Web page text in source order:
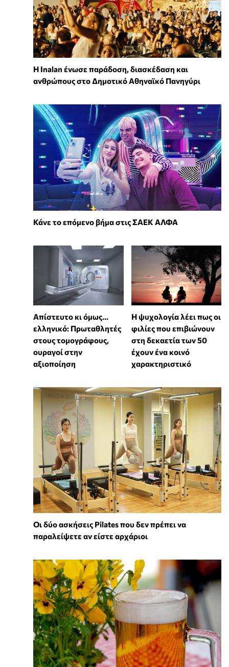
Η Inalan ένωσε παράδοση, διασκέδαση και
ανθρώπους στο Δημοτικό Αθηναϊκό Πανηγύρι
Κάνε το επόμενο βήμα στις ΣΑΕΚ ΑΛΦΑ
Απίστευτο κι όμως...
ελληνικό: Πρωταθλητές
στους τομογράφους,
ουραγοί στην
αξιοποίηση
⁠Η ψυχολογία λέει πως οι
φιλίες που επιβιώνουν
στη δεκαετία των 50
έχουν ένα κοινό
χαρακτηριστικό
Οι δύο ασκήσεις Pilates που δεν πρέπει να
παραλείψετε αν είστε αρχάριοι